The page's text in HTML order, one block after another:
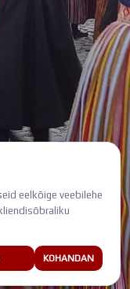
eelkõige veebilehe
KOHANDAN